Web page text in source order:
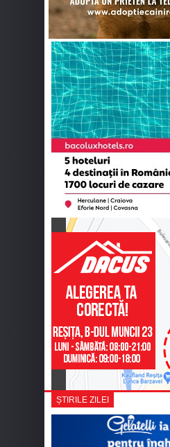
ȘTIRILE ZILEI